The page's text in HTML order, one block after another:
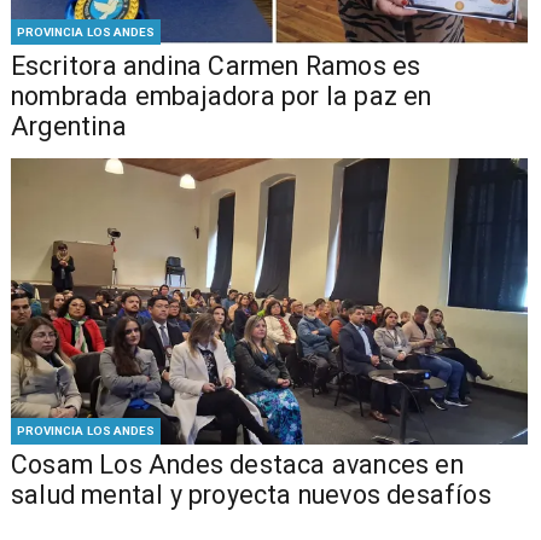
PROVINCIA LOS ANDES
Escritora andina Carmen Ramos es
nombrada embajadora por la paz en
Argentina
PROVINCIA LOS ANDES
Cosam Los Andes destaca avances en
salud mental y proyecta nuevos desafíos